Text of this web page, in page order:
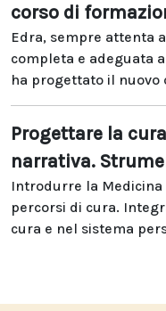
corso di
Edra, sempre attenta
completa e adeguata
ha progettato il nuovo
Progettare la
narrativa.
Introdurre la
percorsi di cura.
cura e nel sistema